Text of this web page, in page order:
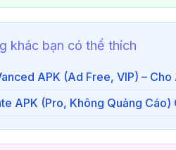
khác bạn có thể thích
APK (Ad Free, VIP) –
APK (Pro, Không Quảng